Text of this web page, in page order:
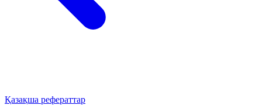
Қазақша рефераттар